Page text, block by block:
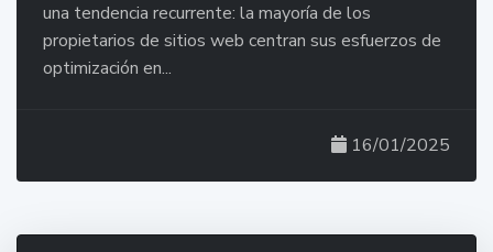
una tendencia recurrente: la mayoría de los
propietarios de sitios web centran sus esfuerzos de
optimización en...
16/01/2025